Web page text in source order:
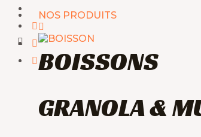
Aller
contenu
NOS PRODUITS
BOISSONS
GRANOLA &